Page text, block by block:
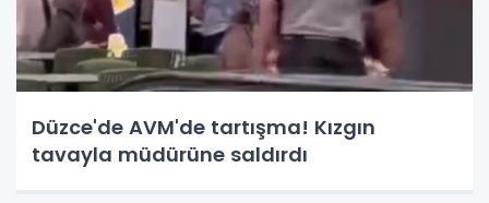
Düzce'de AVM'de tartışma! Kızgın
tavayla müdürüne saldırdı